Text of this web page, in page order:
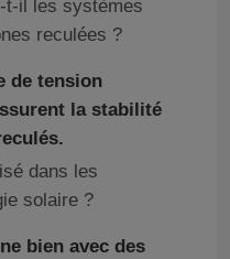
t-il les systèmes
reculées ?
de tension
la stabilité
dans les
solaire ?
bien avec des